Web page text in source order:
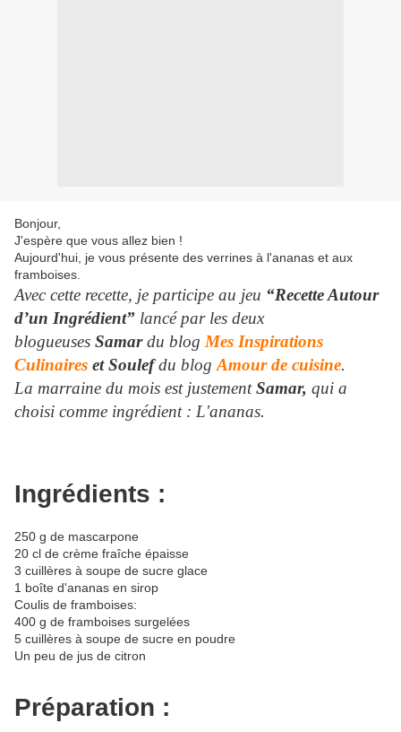
Bonjour,
J'espère que vous allez bien !
Aujourd'hui, je vous présente des verrines à l'ananas et aux
framboises.
Avec cette recette, je participe au jeu “Recette Autour
d’un Ingrédient” lancé par les deux
blogueuses Samardu blog Mes Inspirations
Culinaires et Soulefdu blog Amour de cuisine.
La marraine du mois est justementSamar, qui a
choisi comme ingrédient : L'ananas.
Ingrédients :
250 g de mascarpone
20 cl de crème fraîche épaisse
3 cuillères à soupe de sucre glace
1 boîte d'ananas en sirop
Coulis de framboises:
400 g de framboises surgelées
5 cuillères à soupe de sucre en poudre
Un peu de jus de citron
Préparation :